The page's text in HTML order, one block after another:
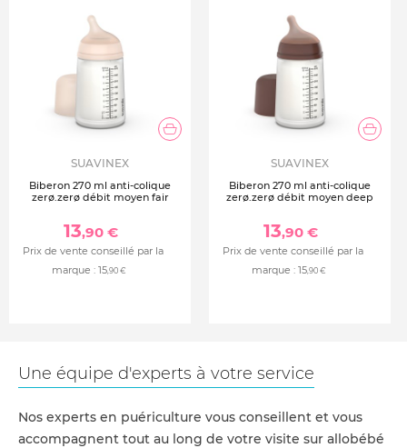
SUAVINEX
Biberon 270 ml anti-colique
zerø.zerø débit moyen fair
13,90 €
Prix de vente conseillé par la
marque : 15,90 €
SUAVINEX
Biberon 270 ml anti-colique
zerø.zerø débit moyen deep
13,90 €
Prix de vente conseillé par la
marque : 15,90 €
Une équipe d'experts à votre service
Nos experts en puériculture vous conseillent et vous
accompagnent tout au long de votre visite sur allobébé